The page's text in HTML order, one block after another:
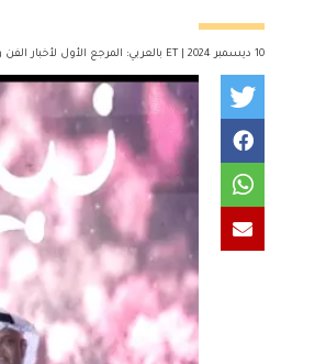
10 ديسمبر 2024 | ET بالعربي: المرجع الأول لأخبار الفن والترفيه في العالم العربي